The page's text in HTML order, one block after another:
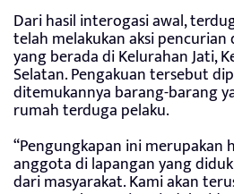
Dari hasil interogasi awal,
telah melakukan aksi
yang berada di Kelurahan Jati,
Selatan. Pengakuan tersebut
ditemukannya barang-barang
rumah terduga pelaku.
“Pengungkapan ini merupakan
anggota di lapangan yang
dari masyarakat. Kami akan